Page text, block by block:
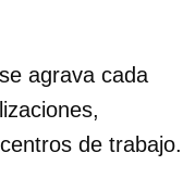
agrava cada
de trabajo.